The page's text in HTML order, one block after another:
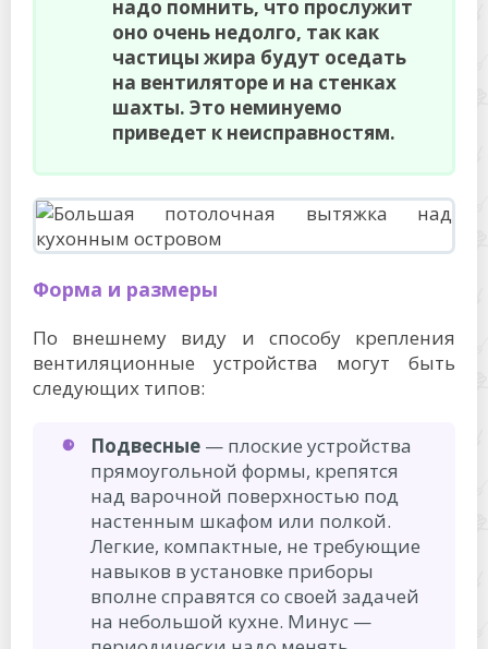
надо помнить, что прослужит
оно очень недолго, так как
частицы жира будут оседать
на вентиляторе и на стенках
шахты. Это неминуемо
приведет к неисправностям.
Форма и размеры
По внешнему виду и способу крепления
вентиляционные устройства могут быть
следующих типов:
Подвесные — плоские устройства
прямоугольной формы, крепятся
над варочной поверхностью под
настенным шкафом или полкой.
Легкие, компактные, не требующие
навыков в установке приборы
вполне справятся со своей задачей
на небольшой кухне. Минус —